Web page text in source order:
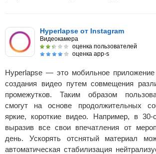
Hyperlapse от Instagram
Видеокамера
оценка пользователей
оценка app-s
Hyperlapse — это мобильное
создания видео путем совмещения
промежутков. Таким образом
смогут на основе продолжительных
яркие, короткие видео. Например, в 30-
выразив все свои впечатления от
день. Ускорять отснятый материал
автоматическая стабилизация